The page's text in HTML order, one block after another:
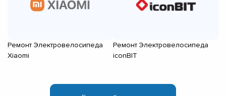
Ремонт Электровелосипеда
Xiaomi
Ремонт Электровелосипеда
iconBIT